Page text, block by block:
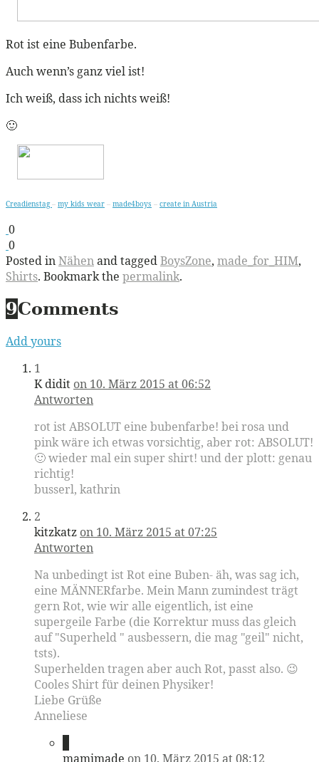
Rot ist eine Bubenfarbe.
Auch wenn’s ganz viel ist!
Ich weiß, dass ich nichts weiß!
🙂
Creadienstag– my kids wear – made4boys – create in Austria
0
0
Posted inNähenand taggedBoysZone, made_for_HIM,
Shirts. Bookmark the permalink.
9Comments
Add yours
1
K didit on 10. März 2015 at 06:52
Antworten
rot ist ABSOLUT eine bubenfarbe! bei rosa und
pink wäre ich etwas vorsichtig, aber rot: ABSOLUT!
🙂 wieder mal ein super shirt! und der plott: genau
richtig!
busserl, kathrin
2
kitzkatz on 10. März 2015 at 07:25
Antworten
Na unbedingt ist Rot eine Buben- äh, was sag ich,
eine MÄNNERfarbe. Mein Mann zumindest trägt
gern Rot, wie wir alle eigentlich, ist eine
supergeile Farbe (die Korrektur muss das gleich
auf "Superheld " ausbessern, die mag "geil" nicht,
tsts).
Superhelden tragen aber auch Rot, passt also. 😉
Cooles Shirt für deinen Physiker!
Liebe Grüße
Anneliese
mamimade on 10. März 2015 at 08:12